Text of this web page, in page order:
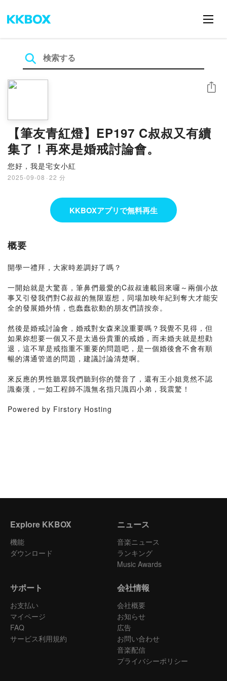
【筆友青紅燈】EP197 C叔叔又有續
集了！再來是婚戒討論會。
您好，我是宅女小紅
2025-09-08 · 22 分
シェア
KKBOXアプリで無料再生
概要
開學一禮拜，大家時差調好了嗎？
一開始就是大驚喜，筆鼻們最愛的C叔叔連載回來囉～兩個小故
事又引發我們對C叔叔的無限遐想，同場加映年紀到奪大才能安
全的發展婚外情，也蠢蠢欲動的朋友們請按奈。
然後是婚戒討論會，婚戒對女森來說重要嗎？我覺不見得，但
如果妳想要一個又不是太過份貴重的戒婚，而未婚夫就是想勸
退，這不單是戒指重不重要的問題吧，是一個婚後會不會有順
暢的溝通管道的問題，建議討論清楚啊。
來反應的男性聽眾我們聽到你的聲音了，還有王小姐竟然不認
識秦漢，一如工程師不識無名指只識四小弟，我震驚！
Powered by Firstory Hosting
Explore KKBOX
機能
ダウンロード
ニュース
音楽ニュース
ランキング
Music Awards
サポート
お支払い
マイページ
FAQ
サービス利用規約
会社情報
会社概要
お知らせ
広告
お問い合わせ
音楽配信
プライバシーポリシー